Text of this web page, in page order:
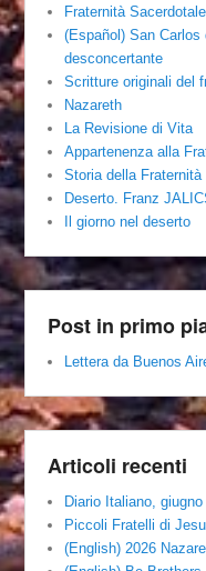
Fraternità
(Español) San
desconcertante
Scritture originali del
Nazareth
La Revisione di Vita
Appartenenza alla
Storia della Fraternità
Deserto. Franz
Il giorno nel deserto
Post in primo
Lettera da Buenos
Articoli recenti
Diario Italiano, giugno
Piccoli Fratelli di
(English) 2026